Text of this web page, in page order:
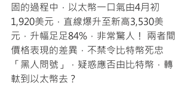
固的過程中，以太幣一口氣由4月初
1,920美元，直線爆升至新高3,530美
元，升幅足足84%，非常驚人！ 兩者間
價格表現的差異，不禁令比特幣死忠
「黑人問號」，疑惑應否由比特幣，轉
軚到以太幣去？